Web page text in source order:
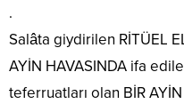
.
Salâta giydirilen RİTÜEL
AYİN HAVASINDA ifa
teferruatları olan BİR